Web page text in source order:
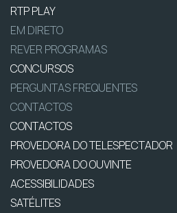
RTP PLAY
EM DIRETO
REVER PROGRAMAS
CONCURSOS
PERGUNTAS FREQUENTES
CONTACTOS
CONTACTOS
PROVEDORA DO TELESPECTADOR
PROVEDORA DO OUVINTE
ACESSIBILIDADES
SATÉLITES